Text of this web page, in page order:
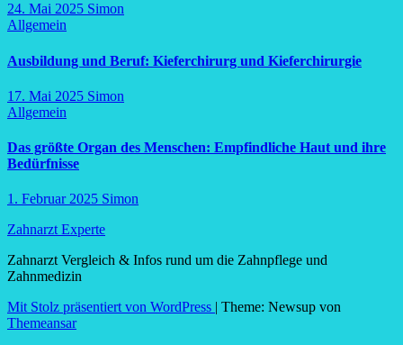
24. Mai 2025 Simon
Allgemein
Ausbildung und Beruf: Kieferchirurg und Kieferchirurgie
17. Mai 2025 Simon
Allgemein
Das größte Organ des Menschen: Empfindliche Haut und ihre
Bedürfnisse
1. Februar 2025 Simon
Zahnarzt Experte
Zahnarzt Vergleich & Infos rund um die Zahnpflege und
Zahnmedizin
Mit Stolz präsentiert von WordPress | Theme: Newsup von
Themeansar